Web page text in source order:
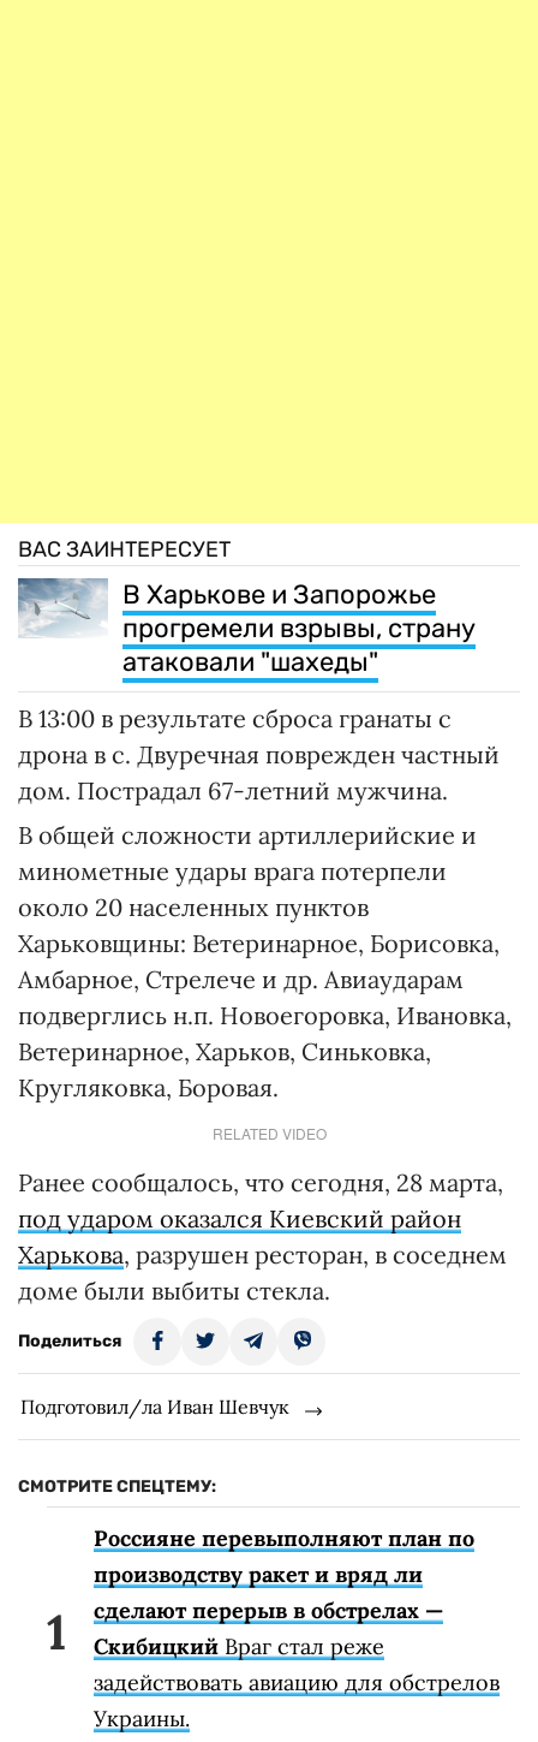
ВАС ЗАИНТЕРЕСУЕТ
В Харькове и Запорожье
прогремели взрывы, страну
атаковали "шахеды"
В 13:00 в результате сброса гранаты с
дрона в с. Двуречная поврежден частный
дом. Пострадал 67-летний мужчина.
В общей сложности артиллерийские и
минометные удары врага потерпели
около 20 населенных пунктов
Харьковщины: Ветеринарное, Борисовка,
Амбарное, Стрелече и др. Авиаударам
подверглись н.п. Новоегоровка, Ивановка,
Ветеринарное, Харьков, Синьковка,
Кругляковка, Боровая.
RELATED VIDEO
Ранее сообщалось, что сегодня, 28 марта,
под ударом оказался Киевский район
Харькова, разрушен ресторан, в соседнем
доме были выбиты стекла.
Поделиться
Подготовил/ла Иван Шевчук
СМОТРИТЕ СПЕЦТЕМУ:
Россияне перевыполняют план по
производству ракет и вряд ли
сделают перерыв в обстрелах —
Скибицкий Враг стал реже
задействовать авиацию для обстрелов
Украины.